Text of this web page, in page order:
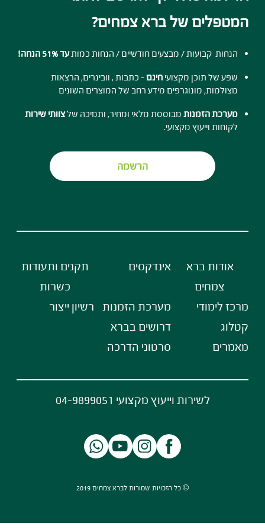
המטפלים של ברא צמחים?
הנחות קבועות / מבצעים חודשיים / הנחות כמותעד 51% הנחה!
שפע של תוכן מקצועיחינם- כתבות , וובינרים, הרצאות
מצולמות, מונוגרפים מידע רחב של המוצרים השונים
מערכת הזמנות מבוססת מלאי ומחיר, ותמיכה שלצוותי שירות
לקוחות וייעוץ מקצועי.
הרשמה
אודות ברא
צמחים
מרכז לימודי
קטלוג
מאמרים
אינדקסים
מערכת הזמנות
דרושים בברא
סרטוני הדרכה
תקנים ותעודות
כשרות
רשיון ייצור
לשירות וייעוץ מקצועי 04-9899051
© כל הזכויות שמורות לברא צמחים 2019